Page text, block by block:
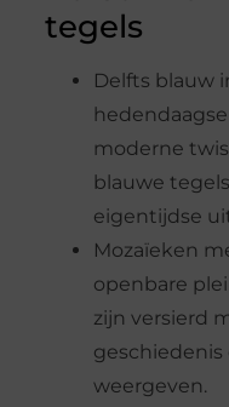
tegels
Delfts blauw
moderne
blauwe
eigentijdse
Mozaïeken
openbare
zijn versierd
geschiedenis
weergeven.